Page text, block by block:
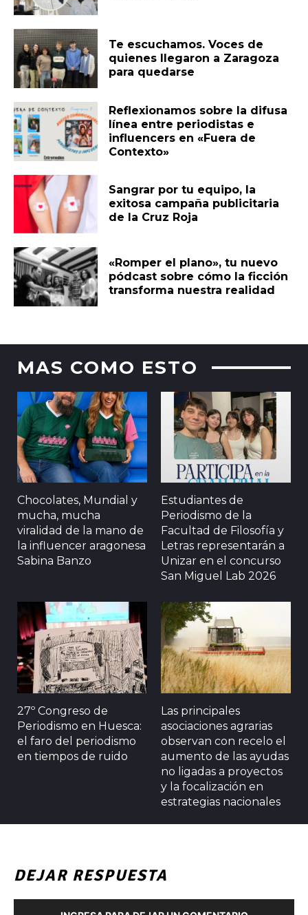
Te escuchamos. Voces de
quienes llegaron a Zaragoza
para quedarse
Reflexionamos sobre la difusa
línea entre periodistas e
influencers en «Fuera de
Contexto»
Sangrar por tu equipo, la
exitosa campaña publicitaria
de la Cruz Roja
«Romper el plano», tu nuevo
pódcast sobre cómo la ficción
transforma nuestra realidad
MAS COMO ESTO
Chocolates, Mundial y
mucha, mucha
viralidad de la mano de
la influencer aragonesa
Sabina Banzo
Estudiantes de
Periodismo de la
Facultad de Filosofía y
Letras representarán a
Unizar en el concurso
San Miguel Lab 2026
27º Congreso de
Periodismo en Huesca:
el faro del periodismo
en tiempos de ruido
Las principales
asociaciones agrarias
observan con recelo el
aumento de las ayudas
no ligadas a proyectos
y la focalización en
estrategias nacionales
DEJAR RESPUESTA